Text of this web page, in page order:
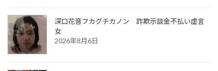
深口花音フカグチカノン 詐欺示談金不払い虚言
女
2026年8月6日